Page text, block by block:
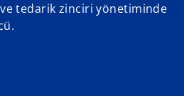
tedarik zinciri yönetiminde